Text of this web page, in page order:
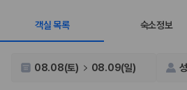
제주렌트카 가격비교는 카모
제주도 렌트카는 업체마다 차량 가격, 보험
장소, 취소 규정이 다릅니다. 카모아는 여러
객실 목록 숙소정보
08.08(토) 08.09(일)